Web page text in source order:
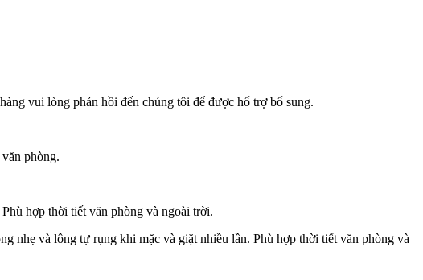
vui lòng phản hồi đến chúng tôi để được hổ trợ bổ sung.
phòng.
hợp thời tiết văn phòng và ngoài trời.
nhẹ và lông tự rụng khi mặc và giặt nhiều lần. Phù hợp thời tiết văn phòng và